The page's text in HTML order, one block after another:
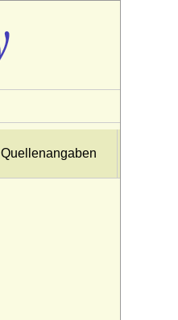
Quellenangaben